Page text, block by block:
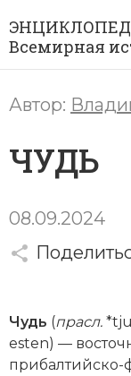
Всемирная
Азия
Археология
Африка
Византия
Военная
Периоды
История
История
Новая история
У Ф Х
Ю Я
Вход для
Автор:
ЧУДЬ
08.09.2024
Чудь (прасл.
esten) —